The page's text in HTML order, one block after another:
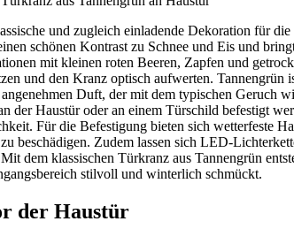
und zugleich einladende Dekoration für die
schönen Kontrast zu Schnee und Eis und
mit kleinen roten Beeren, Zapfen und
und den Kranz optisch aufwerten. Tannengrün
Duft, der mit dem typischen Geruch
der Haustür oder an einem Türschild befestigt
Für die Befestigung bieten sich wetterfeste
beschädigen. Zudem lassen sich LED-
dem klassischen Türkranz aus Tannengrün
stilvoll und winterlich schmückt.
der Haustür